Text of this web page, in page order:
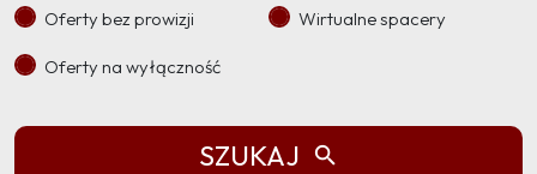
Oferty bez prowizji Wirtualne spacery
Oferty na wyłączność
SZUKAJ